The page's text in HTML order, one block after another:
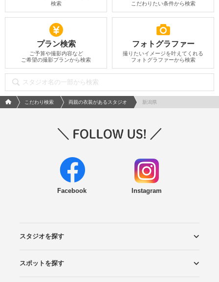
検索
こだわりたい条件から検索
プラン検索
ご予算や撮影内容など
ご希望の撮影プランから検索
フォトグラファー
撮りたいイメージを叶えてくれる
フォトグラファーから検索
フォトウエディング/結婚写真のPhotorait ホーム
こだわり検索 両親の衣装があるスタジオ 新潟県
Facebook Instagram
スタジオを探す
エリアから探す
こだわりから探す
NEW PHOTO STYLE
プランから探す
フォトタイプ診断
フォトグラファーから探す
国内リゾートから探す
スポットを探す